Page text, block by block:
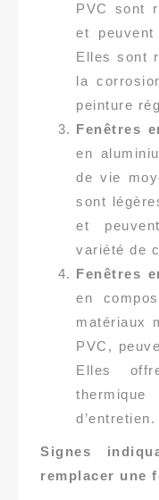
PVC sont
et
Elles sont
la
peinture
Fenêtres
en
de vie
sont
et
variété de
Fenêtres
en
matériaux
PVC,
Elles
d’entretien.
Signes
remplacer une